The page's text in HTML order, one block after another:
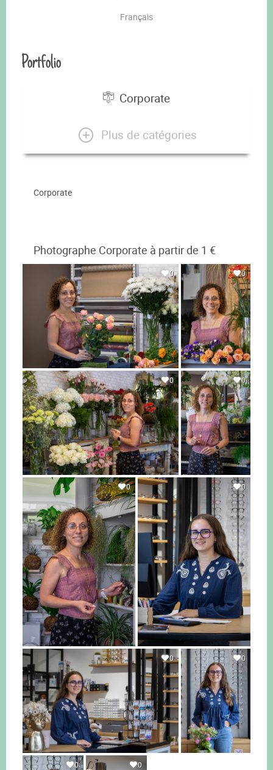
Français
Portfolio
Corporate
Plus de catégories
Corporate
Photographe Corporate à partir de 1 €
0 0
0 0
0 0
0 0
0 0